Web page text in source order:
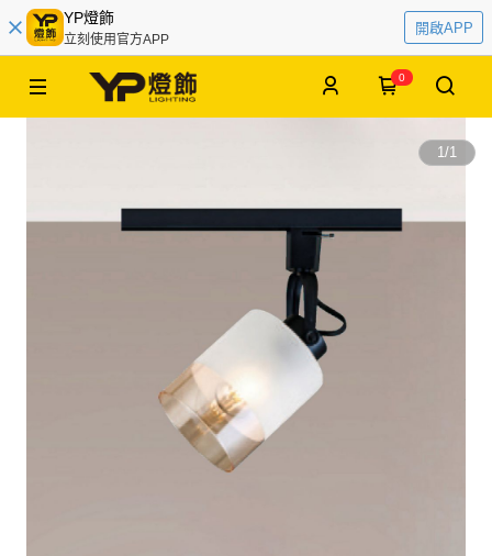
YP燈飾
立刻使用官方APP
開啟APP
0
1/1